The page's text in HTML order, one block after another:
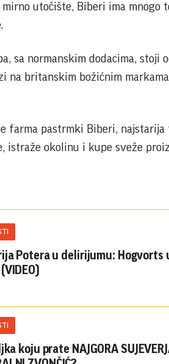
utočište, Biberi ima mnogo
sa normanskim dodacima, stoji
na britanskim božićnim
farma pastrmki Biberi,
istraže okolinu i kupe sveže
Potera u delirijumu: Hogvorts
koju prate NAJGORA